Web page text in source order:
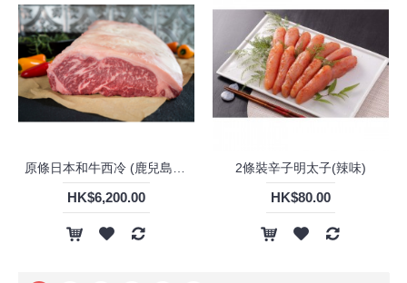
原條日本和牛西冷 (鹿兒島) (A4) 5.5kg
HK$6,200.00
2條裝辛子明太子(辣味)
HK$80.00